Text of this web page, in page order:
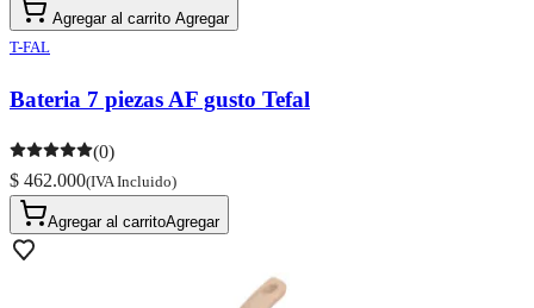
Agregar al carrito Agregar
T-FAL
Bateria 7 piezas AF gusto Tefal
(0)
$ 462.000(IVA Incluido)
Agregar al carritoAgregar